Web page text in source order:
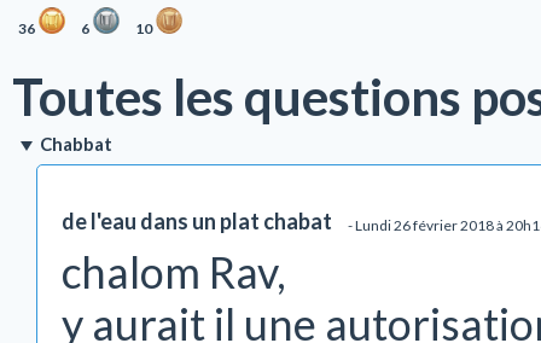
36 6 10
Toutes les questions
Chabbat
de l'eau dans un plat chabat - Lundi 26 février 2018 à
chalom Rav,
y aurait il une